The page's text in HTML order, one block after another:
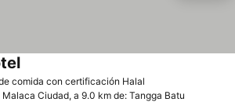
comida con certificación Halal
Ver precios
Malaca Ciudad, a 9.0 km de: Tangga Batu